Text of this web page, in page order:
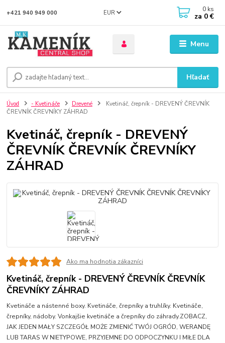
Menu
EUR
Hľadať
+421 940 949 000 0 ks
za 0 €
Úvod - Kvetináče Drevené
Kvetináč, črepník - DREVENÝ ČREVNÍK
ČREVNÍK ČREVNÍKY ZÁHRAD
Kvetináč, črepník - DREVENÝ
ČREVNÍK ČREVNÍK ČREVNÍKY
ZÁHRAD
Ako ma hodnotia zákazníci
Kvetináč, črepník - DREVENÝ ČREVNÍK ČREVNÍK
ČREVNÍKY ZÁHRAD
Kvetináče a nástenné boxy. Kvetináče, črepníky a truhlíky. Kvetináče,
črepníky, nádoby. Vonkajšie kvetináče a črepníky do záhrady.ZOBACZ,
JAK JEDEN MAŁY SZCZEGÓŁ MOŻE ZMIENIĆ TWÓJ OGRÓD, WERANDĘ
LUB TARAS W NIETYPOWE, PRZYJEMNE DO ODPOCZYNKU I MIŁE DLA